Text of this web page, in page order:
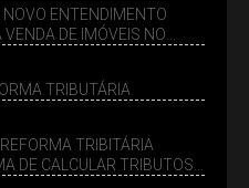
NOVO ENTENDIMENTO
DE IMÓVEIS NO
TRIBUTÁRIA
TRIBITÁRIA
DE CALCULAR TRIBUTOS